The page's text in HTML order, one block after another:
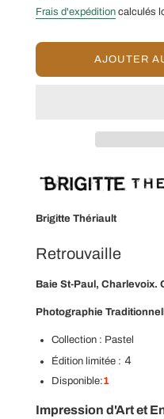
réduit
régulier
Frais d'expédition calculés
C
E
M
T
N
U
S
.
AJOUTER
Brigitte Thériault
Retrouvaille
Baie St-Paul, Charlevoix.
Photographie
Collection : Pastel
Édition limitée : 4
Disponible:1
Impression d'Art et